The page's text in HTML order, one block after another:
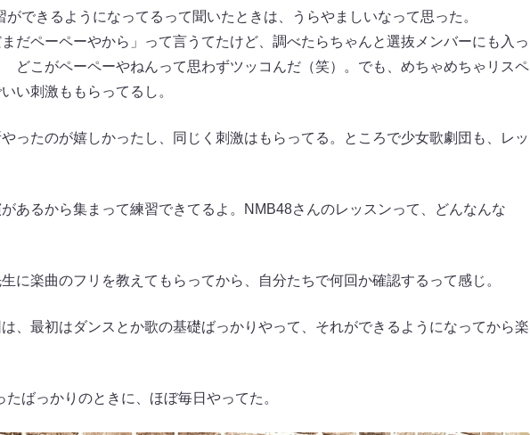
できるようになってるって聞いたときは、うらやましいなって思った。
だペーペーやから」って言うてたけど、調べたらちゃんと選抜メンバーにも入っ
どこがペーペーやねんって思わずツッコんだ（笑）。でも、めちゃめちゃリスペ
い刺激ももらってるし。
たのが嬉しかったし、同じく刺激はもらってる。ところで少女歌劇団も、レッ
るから集まって練習できてるよ。NMB48さんのレッスンって、どんなんな
楽曲のフリを教えてもらってから、自分たちで何回か確認するって感じ。
最初はダンスとか歌の基礎ばっかりやって、それができるようになってから楽
ばっかりのときに、ほぼ毎日やってた。